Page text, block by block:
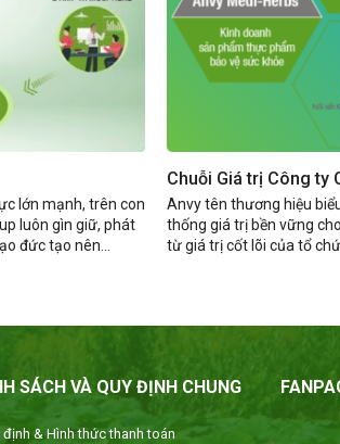
lớn mạnh, trên con
luôn gìn giữ, phát
đức tạo nên...
Chuỗi Giá trị Công ty
Anvy tên thương hiệu
thống giá trị bền vững
từ giá trị cốt lõi của tổ
SÁCH VÀ QUY ĐỊNH CHUNG
định & Hình thức thanh toán